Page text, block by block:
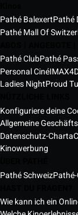
Pathé BalexertPathé
Pathé Mall Of
Pathé ClubPathé
Personal CinéIMAX
Ladies NightProud
Konfiguriere deine
Allgemeine
Datenschutz-Charta
Kinowerbung
Pathé Schweiz
Wie kann ich ein